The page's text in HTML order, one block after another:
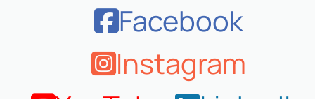
Facebook
Instagram